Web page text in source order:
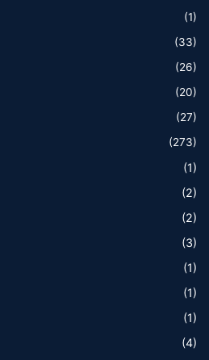
(1)
(33)
(26)
(20)
(27)
(273)
(1)
(2)
(2)
(3)
(1)
(1)
(1)
(4)